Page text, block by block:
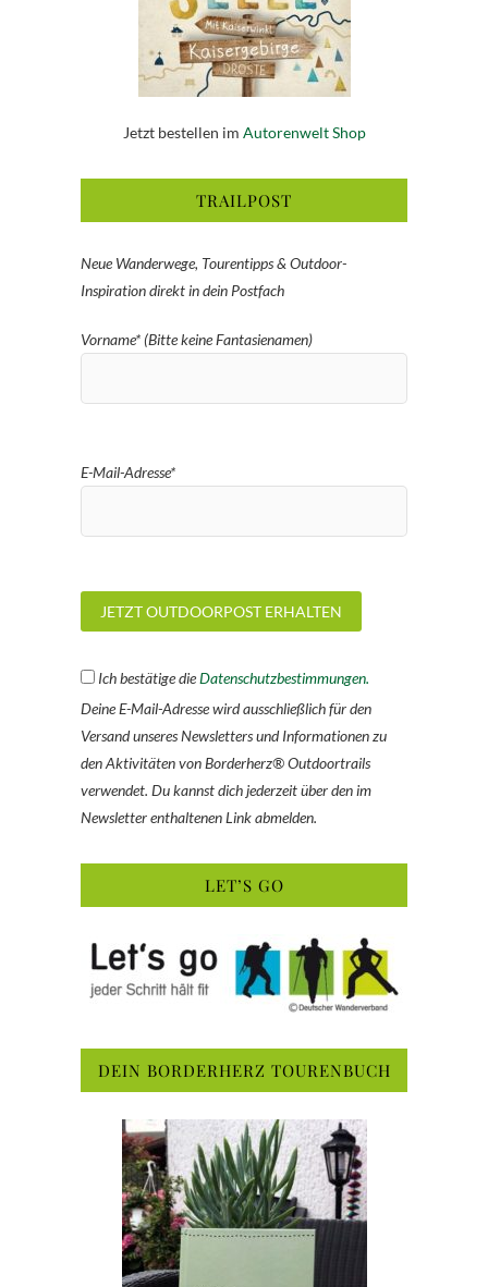
Jetzt bestellen im Autorenwelt Shop
TRAILPOST
Neue Wanderwege, Tourentipps & Outdoor-
Inspiration direkt in dein Postfach
Vorname* (Bitte keine Fantasienamen)
E-Mail-Adresse*
Ich bestätige dieDatenschutzbestimmungen.
Deine E-Mail-Adresse wird ausschließlich für den
Versand unseres Newsletters und Informationen zu
den Aktivitäten von Borderherz® Outdoortrails
verwendet. Du kannst dich jederzeit über den im
Newsletter enthaltenen Link abmelden.
LET’S GO
DEIN BORDERHERZ TOURENBUCH